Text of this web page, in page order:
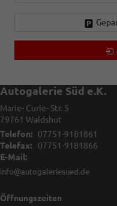
Autogalerie Süd e.K.
Marie- Curie- Str. 5
79761 Waldshut
Telefon:
07751-9181861
Telefax:
07751-9181866
E-Mail:
info@autogaleriesued.de
Öffnungszeiten